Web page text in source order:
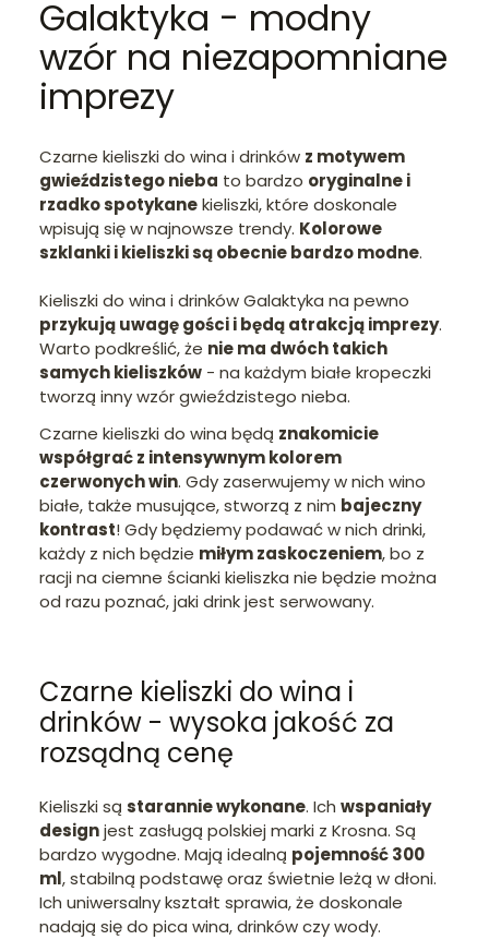
Galaktyka - modny
wzór na niezapomniane
imprezy
Czarne kieliszki do wina i drinków z motywem
gwieździstego nieba to bardzo oryginalne i
rzadko spotykanekieliszki, które doskonale
wpisują się w najnowsze trendy. Kolorowe
szklanki i kieliszki są obecnie bardzo modne.
Kieliszki do wina i drinków Galaktyka na pewno
przykują uwagę gości i będą atrakcją imprezy.
Warto podkreślić, że nie ma dwóch takich
samych kieliszków - na każdym białe kropeczki
tworzą inny wzór gwieździstego nieba.
Czarne kieliszki do wina będą znakomicie
współgrać z intensywnym kolorem
czerwonych win. Gdy zaserwujemy w nich wino
białe, także musujące, stworzą z nim bajeczny
kontrast! Gdy będziemy podawać w nich drinki,
każdy z nich będzie miłym zaskoczeniem, bo z
racji na ciemne ścianki kieliszka nie będzie można
od razu poznać, jaki drink jest serwowany.
Czarne kieliszki do wina i
drinków - wysoka jakość za
rozsądną cenę
Kieliszki są starannie wykonane. Ich wspaniały
designjest zasługą polskiej marki z Krosna. Są
bardzo wygodne. Mają idealną pojemność 300
ml, stabilną podstawę oraz świetnie leżą w dłoni.
Ich uniwersalny kształt sprawia, że doskonale
nadają się do pica wina, drinków czy wody.